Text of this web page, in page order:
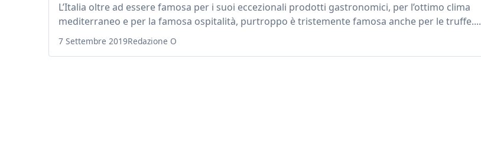
L’Italia oltre ad essere famosa per i suoi eccezionali prodotti gastronomici, per l’ottimo clima
mediterraneo e per la famosa ospitalità, purtroppo è tristemente famosa anche per le truffe....
7 Settembre 2019Redazione O